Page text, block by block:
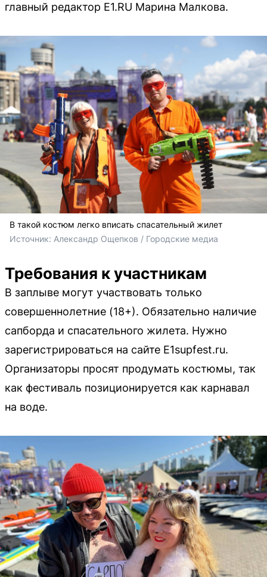
главный редактор Е1.RU Марина Малкова.
В такой костюм легко вписать спасательный жилет
Источник: Александр Ощепков / Городские медиа
Требования к участникам
В заплыве могут участвовать только
совершеннолетние (18+). Обязательно наличие
сапборда и спасательного жилета. Нужно
зарегистрироваться на сайте E1supfest.ru.
Организаторы просят продумать костюмы, так
как фестиваль позиционируется как карнавал
на воде.